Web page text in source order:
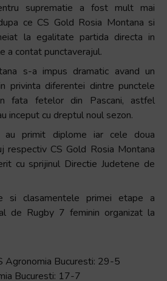
suprematie a fost mult mai
ce CS Gold Rosia Montana si
la egalitate partida directa in
a contat punctaverajul.
s-a impus dramatic avand un
privinta diferentei dintre punctele
fata fetelor din Pascani, astfel
inceput cu dreptul noul sezon.
au primit diplome iar cele doua
respectiv CS Gold Rosia Montana
cu sprijinul Directie Judetene de
si clasamentele primei etape a
de Rugby 7 feminin organizat la
Agronomia Bucuresti: 29-5
Bucuresti: 17-7